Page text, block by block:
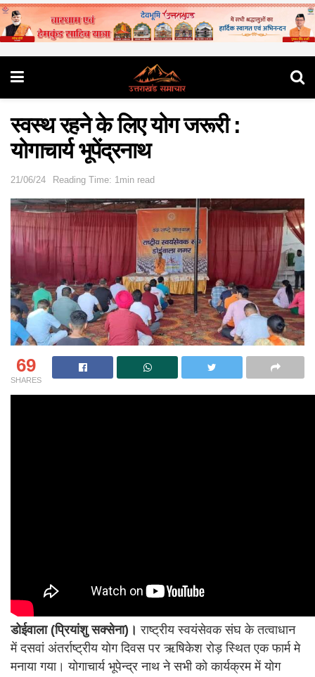
स्वस्थ रहने के लिए योग जरूरी :
योगाचार्य भूपेंद्रनाथ
21/06/24 Reading Time: 1min read
69
SHARES
डोईवाला (प्रियांशु सक्सेना)। राष्ट्रीय स्वयंसेवक संघ के तत्वाधान
में दसवां अंतर्राष्ट्रीय योग दिवस पर ऋषिकेश रोड़ स्थित एक फार्म मे
मनाया गया। योगाचार्य भूपेन्द्र नाथ ने सभी को कार्यक्रम में योग